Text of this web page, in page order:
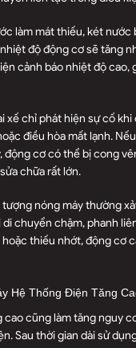
làm mát thiếu, két nước
độ động cơ sẽ tăng
cảnh báo nhiệt độ cao,
xế chỉ phát hiện sự cố
điều hòa mất lạnh.
động cơ có thể bị cong
chữa rất lớn.
nóng máy thường
di chuyển chậm, phanh
thiếu nhớt, động cơ
Hệ Thống Điện Tăng
cao cũng làm tăng nguy
Sau thời gian dài sử